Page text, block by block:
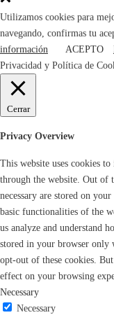
Utilizamos cookies para
navegando, confirmas tu
información
ACEPTO
Privacidad y Política de
Cerrar
Privacy Overview
This website uses cookies
through the website. Out of
necessary are stored on
basic functionalities of the
us analyze and understand
stored in your browser only
opt-out of these cookies.
effect on your browsing
Necessary
Necessary